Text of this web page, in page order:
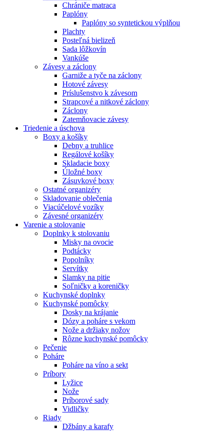
Chrániče matraca
Paplóny
Paplóny so syntetickou výplňou
Plachty
Posteľná bielizeň
Sada lôžkovín
Vankúše
Závesy a záclony
Garniže a tyče na záclony
Hotové závesy
Príslušenstvo k závesom
Strapcové a nitkové záclony
Záclony
Zatemňovacie závesy
Triedenie a úschova
Boxy a košíky
Debny a truhlice
Regálové košíky
Skladacie boxy
Úložné boxy
Zásuvkové boxy
Ostatné organizéry
Skladovanie oblečenia
Viacúčelové vozíky
Závesné organizéry
Varenie a stolovanie
Doplnky k stolovaniu
Misky na ovocie
Podtácky
Popolníky
Servítky
Slamky na pitie
Soľničky a koreničky
Kuchynské doplnky
Kuchynské pomôcky
Dosky na krájanie
Dózy a poháre s vekom
Nože a držiaky nožov
Rôzne kuchynské pomôcky
Pečenie
Poháre
Poháre na víno a sekt
Príbory
Lyžice
Nože
Príborové sady
Vidličky
Riady
Džbány a karafy